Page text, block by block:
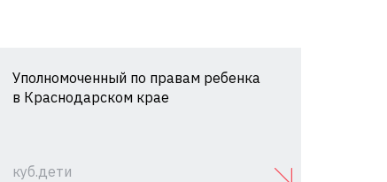
Уполномоченный по правам ребенка
в Краснодарском крае
куб.дети